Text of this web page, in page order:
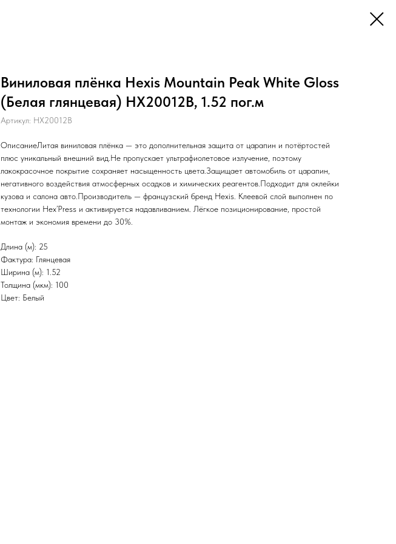
Виниловая плёнка Hexis Mountain Peak White Gloss
(Белая глянцевая) HX20012B, 1.52 пог.м
Артикул: HX20012B
ОписаниеЛитая виниловая плёнка — это дополнительная защита от царапин и потёртостей
плюс уникальный внешний вид.Не пропускает ультрафиолетовое излучение, поэтому
лакокрасочное покрытие сохраняет насыщенность цвета.Защищает автомобиль от царапин,
негативного воздействия атмосферных осадков и химических реагентов.Подходит для оклейки
кузова и салона авто.Производитель — французский бренд Hexis. Клеевой слой выполнен по
технологии Hex’Press и активируется надавливанием. Лёгкое позиционирование, простой
монтаж и экономия времени до 30%.
Длина (м): 25
Фактура: Глянцевая
Ширина (м): 1.52
Толщина (мкм): 100
Цвет: Белый